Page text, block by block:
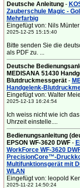
Deutsche Anleitung-
Zauberschule Magic -
Mehrfarbig
Eingefügt von: Nils Münter
2025-12-25 15:15:40
Bitte senden Sie die
als PDF zu. ...
Deutsche
MEDISANA 51430
Blutdruckmessgerät-
Handgelenk-
Eingefügt von: Walter
2025-12-13 16:24:54
Ich weiss nicht wie ich
Uhrzeit einstelle....
Bedienungsanleitung
EPSON WF-3620 DWF-
WorkForce WF-3620
PrecisionCore™-
Multifunktionsgerät mit
WLAN
Eingefügt von: leopold
2025-11-22 14:50:24